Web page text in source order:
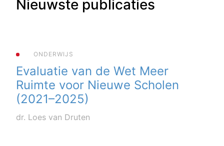
Nieuwste publicaties
ONDERWIJS
Evaluatie van de Wet Meer
Ruimte voor Nieuwe Scholen
(2021–2025)
dr. Loes van Druten